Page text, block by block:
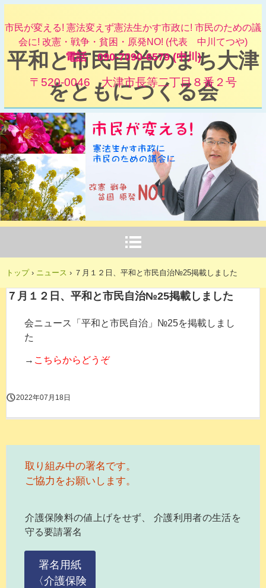
平和と市民自治のまち大津
をともにつくる会
市民が変える! 憲法変えず憲法生かす市政に! 市民のための議
会に! 改憲・戦争・貧困・原発NO! (代表 中川てつや)
電話 090-7090-6579 (中川)
〒520-0046 大津市長等二丁目８番２号
トップ › ニュース › ７月１２日、平和と市民自治№25掲載しました
７月１２日、平和と市民自治№25掲載しました
会ニュース「平和と市民自治」№25を掲載しまし
た
→ こちらからどうぞ
2022年07月18日
取り組み中の署名です。
ご協力をお願いします。
介護保険料の値上げをせず、 介護利用者の生活を
守る要請署名
署名用紙
〈介護保険